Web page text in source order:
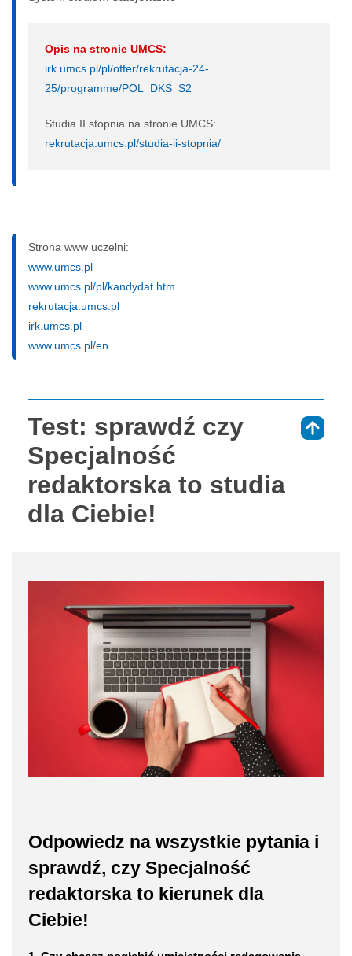
Opis na stronie UMCS:
irk.umcs.pl/pl/offer/rekrutacja-24-
25/programme/POL_DKS_S2
Studia II stopnia na stronie UMCS:
rekrutacja.umcs.pl/studia-ii-stopnia/
Strona www uczelni:
www.umcs.pl
www.umcs.pl/pl/kandydat.htm
rekrutacja.umcs.pl
irk.umcs.pl
www.umcs.pl/en
Test: sprawdź czy
Specjalność
redaktorska to studia
dla Ciebie!
Odpowiedz na wszystkie pytania i
sprawdź, czy Specjalność
redaktorska to kierunek dla
Ciebie!